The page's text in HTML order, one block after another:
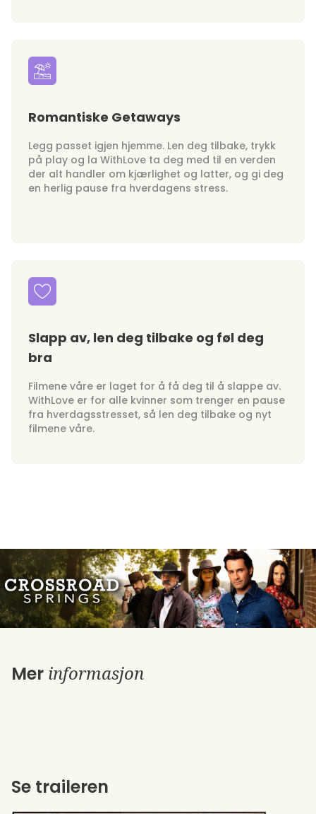
Romantiske Getaways
Legg passet igjen hjemme. Len deg tilbake, trykk
på play og la WithLove ta deg med til en verden
der alt handler om kjærlighet og latter, og gi deg
en herlig pause fra hverdagens stress.
Slapp av, len deg tilbake og føl deg
bra
Filmene våre er laget for å få deg til å slappe av.
WithLove er for alle kvinner som trenger en pause
fra hverdagsstresset, så len deg tilbake og nyt
filmene våre.
Mer informasjon
Se traileren